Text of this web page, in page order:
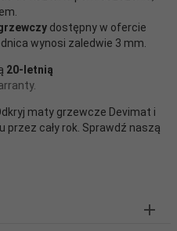
dostępny w ofercie
wynosi zaledwie 3 mm.
20-letnią
maty grzewcze Devimat i
przez cały rok. Sprawdź naszą